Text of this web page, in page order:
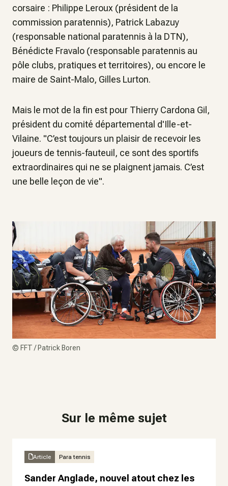
corsaire : Philippe Leroux (président de la
commission paratennis), Patrick Labazuy
(responsable national paratennis à la DTN),
Bénédicte Fravalo (responsable paratennis au
pôle clubs, pratiques et territoires), ou encore le
maire de Saint-Malo, Gilles Lurton.
Mais le mot de la fin est pour Thierry Cardona Gil,
président du comité départemental d'Ille-et-
Vilaine. "C’est toujours un plaisir de recevoir les
joueurs de tennis-fauteuil, ce sont des sportifs
extraordinaires qui ne se plaignent jamais. C’est
une belle leçon de vie".
© FFT / Patrick Boren
Sur le même sujet
Article Para tennis
Sander Anglade, nouvel atout chez les